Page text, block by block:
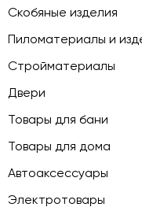
Скобяные изделия
Пиломатериалы и
Стройматериалы
Двери
Товары для бани
Товары для дома
Автоаксессуары
Электротовары